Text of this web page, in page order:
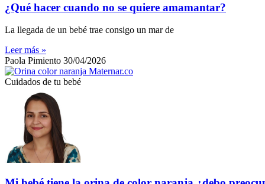
¿Qué hacer cuando no se quiere amamantar?
La llegada de un bebé trae consigo un mar de
Leer más »
Paola Pimiento 30/04/2026
Cuidados de tu bebé